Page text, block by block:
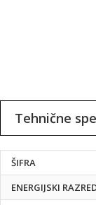
Tehnične
Tehnične
specifikacije
ŠIFRA
ENERGIJSKI